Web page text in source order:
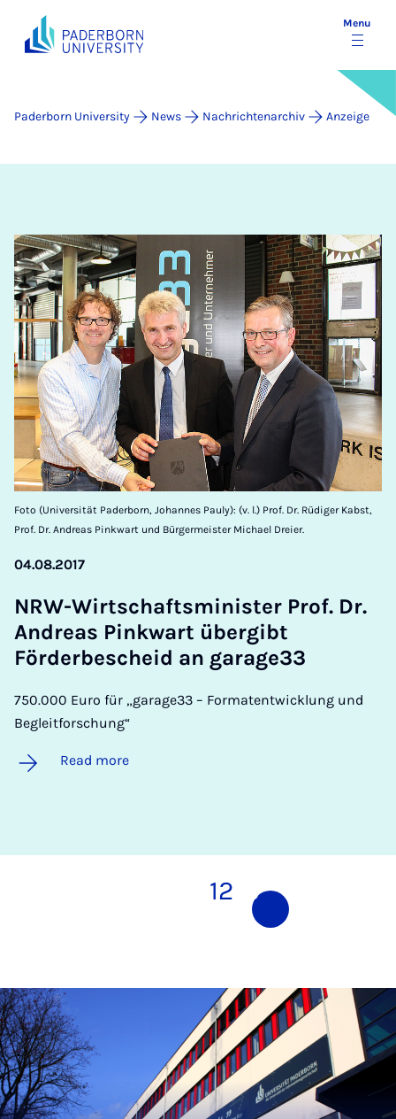
Menu
Paderborn University News Nachrichtenarchiv Anzeige
Foto (Universität Paderborn, Johannes Pauly): (v. l.) Prof. Dr. Rüdiger Kabst,
Prof. Dr. Andreas Pinkwart und Bürgermeister Michael Dreier.
04.08.2017
NRW-Wirtschafts­min­is­ter Prof. Dr.
An­dreas Pink­wart über­gibt
Förderbes­cheid an gar­age33
750.000 Euro für „garage33 – Formatentwicklung und
Begleitforschung“
Read more
12 3